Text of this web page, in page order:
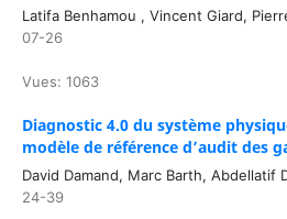
Latifa Benhamou , Vincent Giard,
07-26
Vues: 1063
Diagnostic 4.0 du système
modèle de référence d’audit des
David Damand, Marc Barth, Abdellatif
24-39